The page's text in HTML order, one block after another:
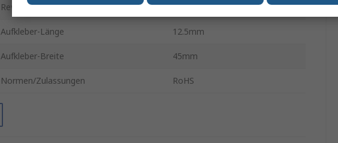
Reversibel Ja
Aufkleber-Länge 12.5mm
Aufkleber-Breite 45mm
Normen/Zulassungen RoHS